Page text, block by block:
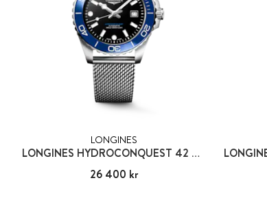
LONGINES
LONGINES HYDROCONQUEST 42 MM
Pris:26 400 kr
26 400 kr